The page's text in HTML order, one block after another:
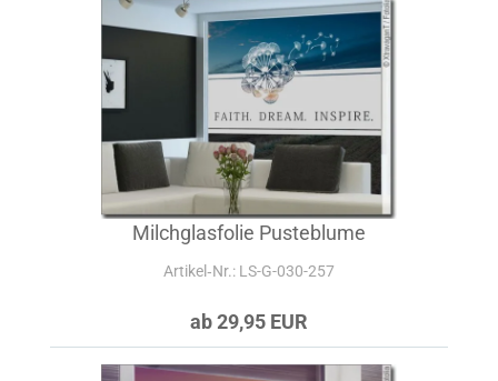
Milchglasfolie Pusteblume
Artikel‑Nr.: LS-G-030-257
ab 29,95 EUR